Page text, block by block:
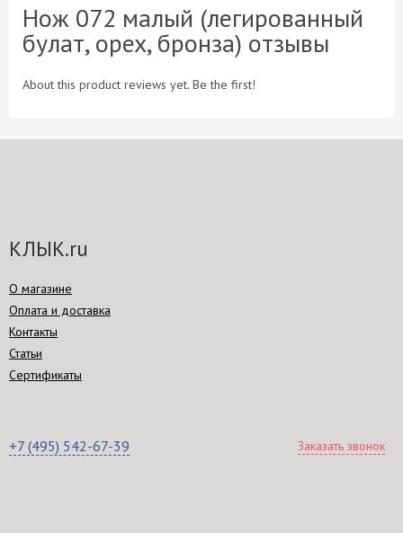
Нож 072 малый (легированный
булат, орех, бронза) отзывы
About this product reviews yet. Be the first!
КЛЫК.ru
О магазине
Оплата и доставка
Контакты
Статьи
Сертификаты
+7 (495) 542-67-39 Заказать звонок